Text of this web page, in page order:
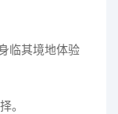
临其境地体验
。